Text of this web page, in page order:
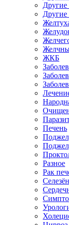
Другие
ЖКБ
Печень
Разное
Рак